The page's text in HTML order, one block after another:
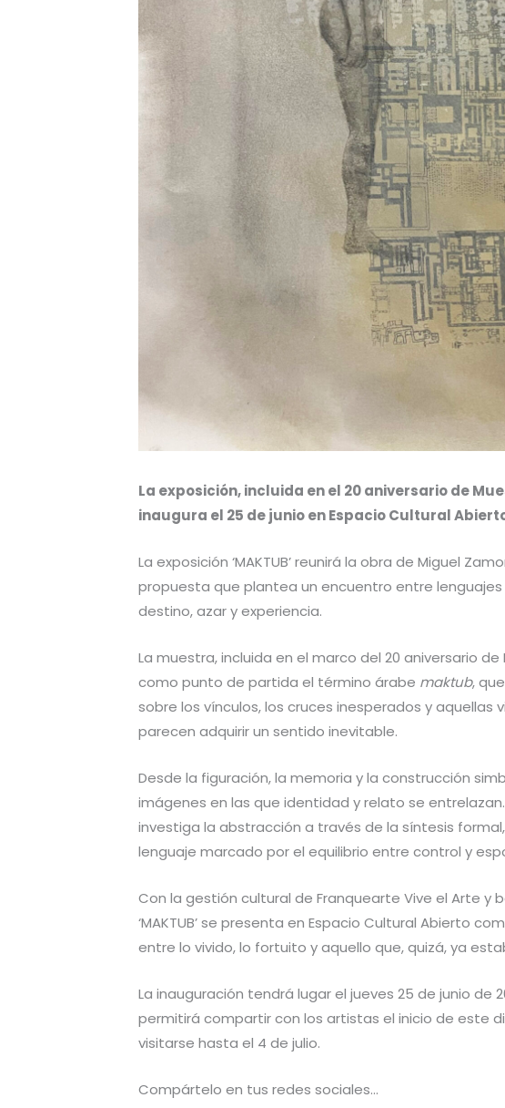
La exposición, incluida en el 20 aniversario de
inaugura el 25 de junio en Espacio Cultural
La exposición ‘MAKTUB’ reunirá la obra de Miguel
propuesta que plantea un encuentro entre
destino, azar y experiencia.
La muestra, incluida en el marco del 20 aniversario
como punto de partida el término árabe maktub,
sobre los vínculos, los cruces inesperados y aquellas
parecen adquirir un sentido inevitable.
Desde la figuración, la memoria y la construcción
imágenes en las que identidad y relato se
investiga la abstracción a través de la síntesis
lenguaje marcado por el equilibrio entre control y
Con la gestión cultural de Franquearte Vive el Arte y
‘MAKTUB’ se presenta en Espacio Cultural Abierto
entre lo vivido, lo fortuito y aquello que, quizá, ya
La inauguración tendrá lugar el jueves 25 de junio de
permitirá compartir con los artistas el inicio de este
visitarse hasta el 4 de julio.
Compártelo en tus redes sociales...